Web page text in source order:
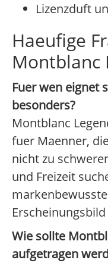
Lizenzduft
Haeufige
Montblanc
Fuer wen eignet
besonders?
Montblanc
fuer Maenner,
nicht zu
und Freizeit
Wie sollte
aufgetragen